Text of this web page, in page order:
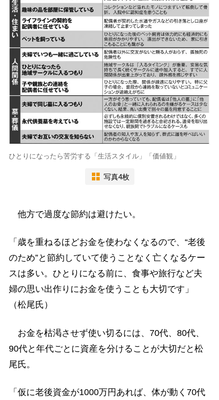
ひとりになったら苦労する「生活スタイル」「価値観」
写真4枚
他方で過度な節約は避けたい。
「歳を重ねるほどお金を使わなくなるので、“老後
のため”と節約していて使うことなく亡くなるケー
スは多い。ひとりになる前に、食事や旅行など夫
婦の思い出作りにお金を使うことも大切です」
（松尾氏）
お金を枯渇させず使い切るには、70代、80代、
90代と年代ごとに資産を分けることが大切だと松
尾氏。
「仮に老後資金が1000万円あれば、体が動く70代